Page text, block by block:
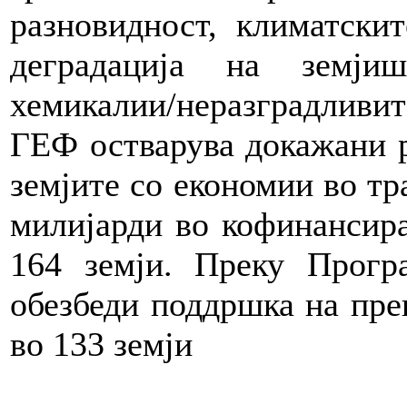
разновидност,
деградација на
хемикалии/
ГЕФ остварува докажани
земјите со економии во
милијарди во
164 земји. Преку
обезбеди поддршка на
во 133 земји